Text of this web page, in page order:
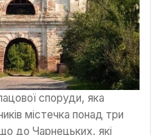
споруди, яка
містечка понад три
до Чарнецьких, які